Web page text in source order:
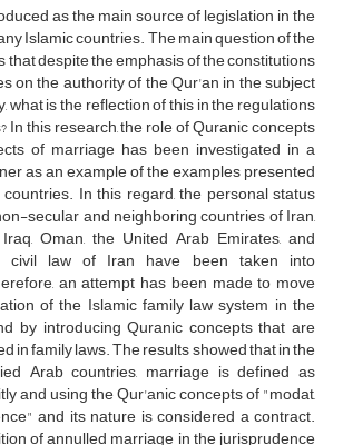
as the main source of legislation in the
Islamic countries. The main question of the
that despite the emphasis of the constitutions
on the authority of the Qur'an in the subject
what is the reflection of this in the regulations
In this research, the role of Quranic concepts
of marriage has been investigated in a
as an example of the examples presented
In this regard, the personal status
secular and neighboring countries of Iran,
Oman, the United Arab Emirates, and
civil law of Iran have been taken into
an attempt has been made to move
of the Islamic family law system in the
by introducing Quranic concepts that are
in family laws. The results showed that in the
Arab countries, marriage is defined as
and using the Qur'anic concepts of "modat,
and its nature is considered a contract.